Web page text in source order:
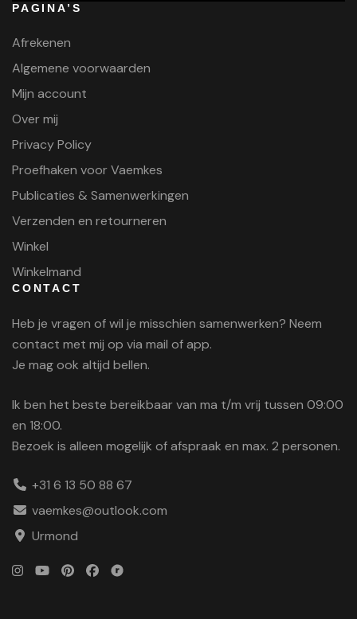
PAGINA’S
Afrekenen
Algemene voorwaarden
Mijn account
Over mij
Privacy Policy
Proefhaken voor Vaemkes
Publicaties & Samenwerkingen
Verzenden en retourneren
Winkel
Winkelmand
CONTACT
Heb je vragen of wil je misschien samenwerken? Neem
contact met mij op via mail of app.
Je mag ook altijd bellen.
Ik ben het beste bereikbaar van ma t/m vrij tussen 09:00
en 18:00.
Bezoek is alleen mogelijk of afspraak en max. 2 personen.
+31 6 13 50 88 67
vaemkes@outlook.com
Urmond